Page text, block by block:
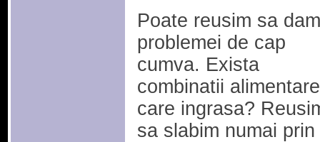
Poate reusim sa dam
problemei de cap
cumva. Exista
combinatii alimentare
care ingrasa?
sa slabim numai prin